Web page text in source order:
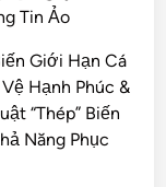
Tin Ảo
Giới Hạn Cá
Hạnh Phúc &
“Thép” Biến
Năng Phục